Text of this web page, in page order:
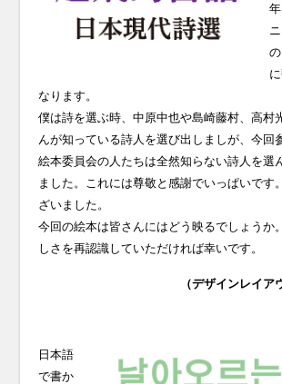
なります。
僕は詩を選ぶ時、中原中也や島崎藤村、高村
んが知っている詩人を選び出しましが、今回
絵本委員会の人たちは全然知らない詩人を選
ました。これには尊敬と感謝でいっぱいです
ざいました。
今回の絵本は皆さんにはどう映るでしょうか
しさを再認識していただければ幸いです。
（デザインレイ
日本語
で書か